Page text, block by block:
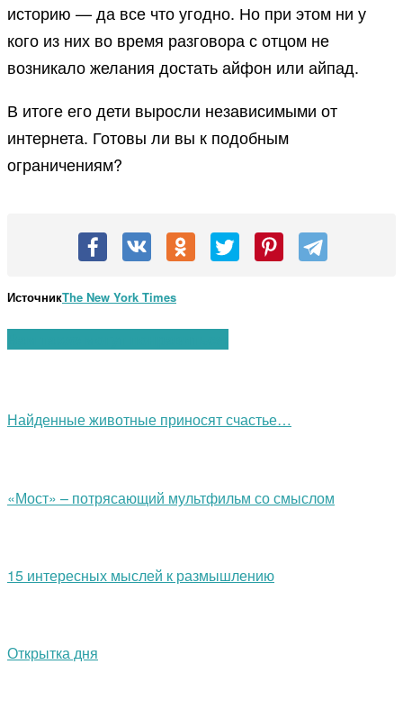
историю — да все что угодно. Но при этом ни у
кого из них во время разговора с отцом не
возникало желания достать айфон или айпад.
В итоге его дети выросли независимыми от
интернета. Готовы ли вы к подобным
ограничениям?
ИсточникThe New York Times
Найденные животные приносят счастье…
«Мост» – потрясающий мультфильм со смыслом
15 интересных мыслей к размышлению
Открытка дня